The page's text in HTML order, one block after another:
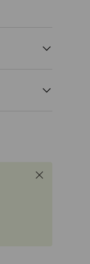
Schließen